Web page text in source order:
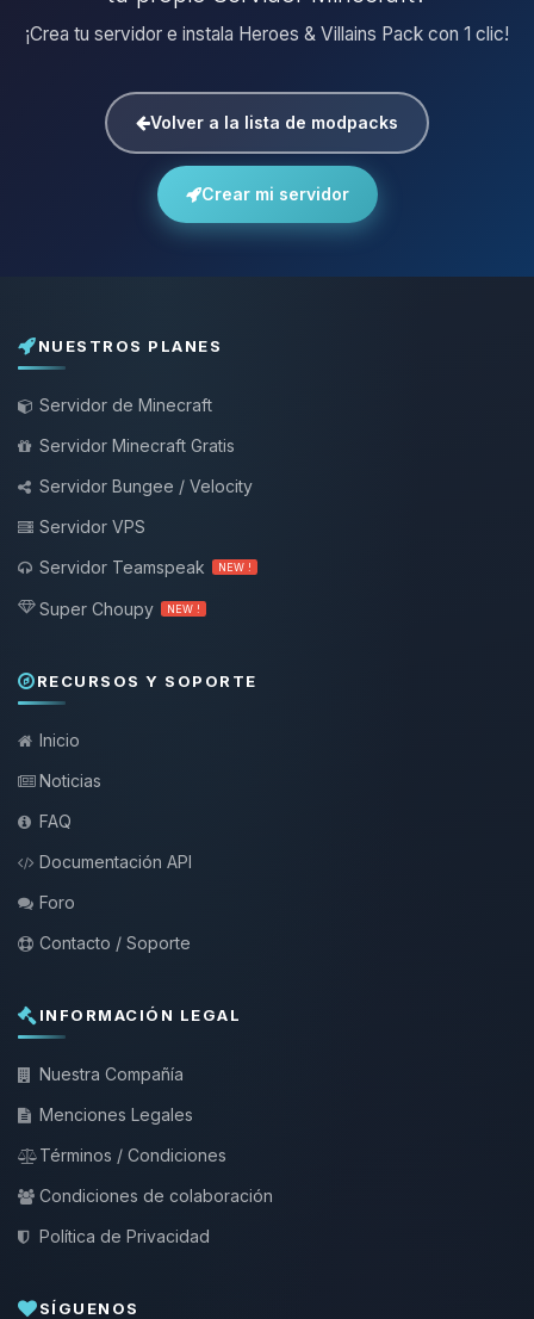
¡Crea tu servidor e instala Heroes & Villains Pack con 1 clic!
Volver a la lista de modpacks
Crear mi servidor
NUESTROS PLANES
Servidor de Minecraft
Servidor Minecraft Gratis
Servidor Bungee / Velocity
Servidor VPS
Servidor Teamspeak
NEW !
Super Choupy NEW !
RECURSOS Y SOPORTE
Inicio
Noticias
FAQ
Documentación API
Foro
Contacto / Soporte
INFORMACIÓN LEGAL
Nuestra Compañía
Menciones Legales
Términos / Condiciones
Condiciones de colaboración
Política de Privacidad
SÍGUENOS